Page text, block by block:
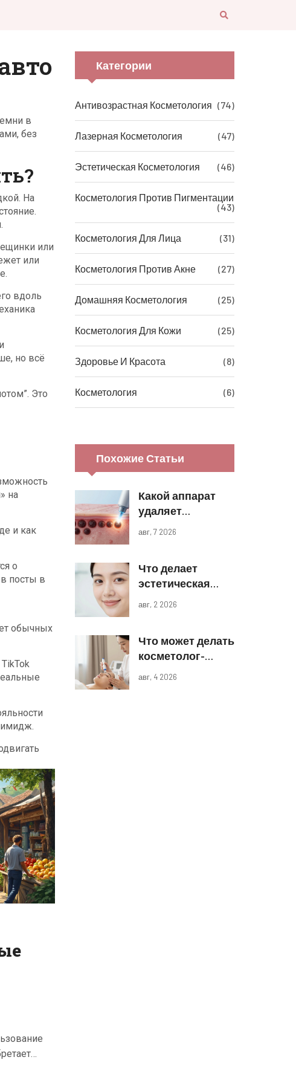
в
без
На
или
или
вдоль
но всё
Это
на
и как
о
посты в
обычных
имидж.
Категории
Антивозрастная Косметология (74)
Лазерная Косметология (47)
Эстетическая Косметология (46)
Косметология Против Пигментации
(43)
Косметология Для Лица (31)
Косметология Против Акне (27)
Домашняя Косметология (25)
Косметология Для Кожи (25)
Здоровье И Красота (8)
Косметология (6)
Похожие Статьи
Какой аппарат
удаляет
пигментные
авг, 7 2026
Что делает
эстетическая
косметология:
результаты
авг, 2 2026
Что может делать
косметолог-
эстетист: полный
авг, 4 2026